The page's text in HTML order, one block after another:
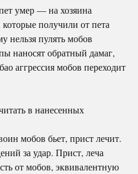
умер — на хозяина
которые получили от пета
нельзя пулять мобов
наносят обратный дамаг,
аггрессия мобов переходит
в нанесенных
мобов бьет, прист лечит.
за удар. Прист, леча
от мобов, эквивалентную